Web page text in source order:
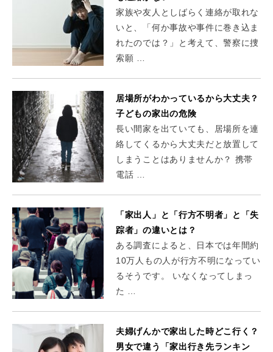
家族や友人としばらく連絡が取れな
いと、「何か事故や事件に巻き込ま
れたのでは？」と考えて、警察に捜
索願 …
居場所がわかっているから大丈夫？
子どもの家出の危険
長い間家を出ていても、居場所を連
絡してくるから大丈夫だと放置して
しまうことはありませんか？ 携帯
電話 …
「家出人」と「行方不明者」と「失
踪者」の違いとは？
ある調査によると、日本では年間約
10万人もの人が行方不明になってい
るそうです。 いなくなってしまっ
た …
夫婦げんかで家出した時どこ行く？
男女で違う「家出行き先ランキン